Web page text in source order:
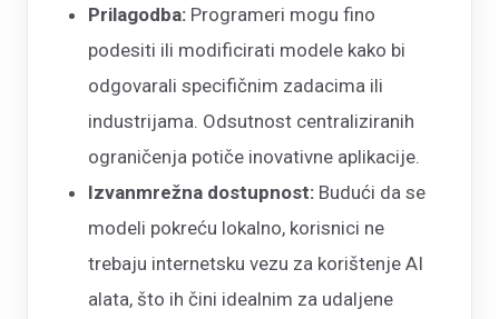
Prilagodba: Programeri mogu fino
podesiti ili modificirati modele kako bi
odgovarali specifičnim zadacima ili
industrijama. Odsutnost centraliziranih
ograničenja potiče inovativne aplikacije.
Izvanmrežna dostupnost: Budući da se
modeli pokreću lokalno, korisnici ne
trebaju internetsku vezu za korištenje AI
alata, što ih čini idealnim za udaljene